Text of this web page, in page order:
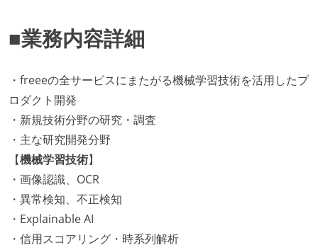
■業務内容詳細
・freeeの全サービスにまたがる機械学習技術を活用したプ
ロダクト開発
・新規技術分野の研究・調査
・主な研究開発分野
【機械学習技術】
・画像認識、OCR
・異常検知、不正検知
・Explainable AI
・信用スコアリング・時系列解析